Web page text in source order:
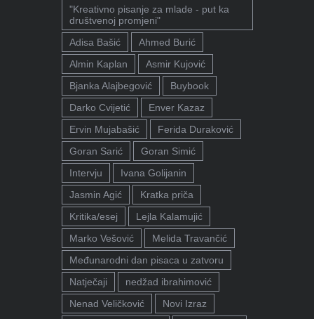
"Kreativno pisanje za mlade - put ka
društvenoj promjeni"
Adisa Bašić
Ahmed Burić
Almin Kaplan
Asmir Kujović
Bjanka Alajbegović
Buybook
Darko Cvijetić
Enver Kazaz
Ervin Mujabašić
Ferida Duraković
Goran Sarić
Goran Simić
Intervju
Ivana Golijanin
Jasmin Agić
Kratka priča
Kritika/esej
Lejla Kalamujić
Marko Vešović
Melida Travančić
Međunarodni dan pisaca u zatvoru
Natječaji
nedžad ibrahimović
Nenad Veličković
Novi Izraz